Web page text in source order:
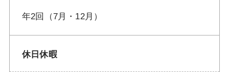
年2回（7月・12月）
休日休暇